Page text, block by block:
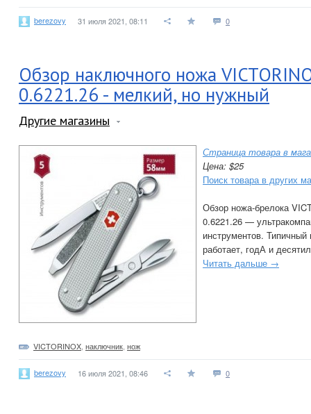
berezovy 31 июля 2021, 08:11 0
Обзор наключного ножа
0.6221.26 - мелкий, но нужный
Другие магазины
Страница товара в
Цена: $25
Поиск товара в других
Обзор ножа-брелока
0.6221.26 —
инструментов.
работает, годА и
Читать дальше →
VICTORINOX наключник нож
berezovy 16 июля 2021, 08:46 0